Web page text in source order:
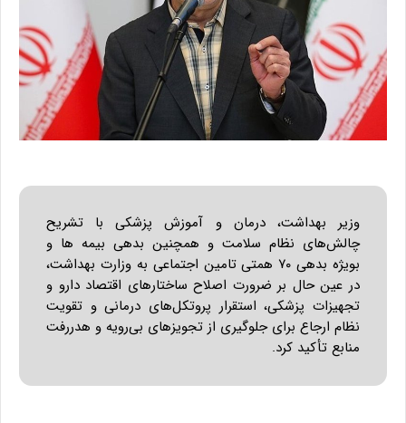
وزیر بهداشت، درمان و آموزش پزشکی با تشریح
چالش‌های نظام سلامت و همچنین بدهی بیمه ها و
بویژه بدهی ۷۰ همتی تامین اجتماعی به وزارت بهداشت،
در عین حال بر ضرورت اصلاح ساختارهای اقتصاد دارو و
تجهیزات پزشکی، استقرار پروتکل‌های درمانی و تقویت
نظام ارجاع برای جلوگیری از تجویزهای بی‌رویه و هدررفت
منابع تأکید کرد.